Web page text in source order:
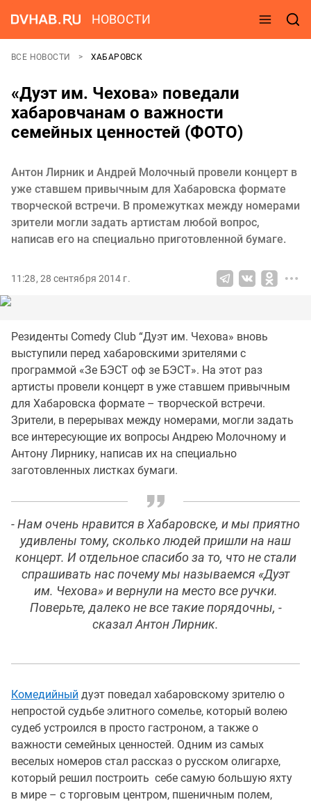
НОВОСТИ
ВСЕ НОВОСТИ ХАБАРОВСК
«Дуэт им. Чехова» поведали
хабаровчанам о важности
семейных ценностей (ФОТО)
Антон Лирник и Андрей Молочный провели концерт в
уже ставшем привычным для Хабаровска формате
творческой встречи. В промежутках между номерами
зрители могли задать артистам любой вопрос,
написав его на специально приготовленной бумаге.
11:28, 28 сентября 2014 г.
Резиденты Comedy Club “Дуэт им. Чехова» вновь
выступили перед хабаровскими зрителями с
программой «Зе БЭСТ оф зе БЭСТ». На этот раз
артисты провели концерт в уже ставшем привычным
для Хабаровска формате – творческой встречи.
Зрители, в перерывах между номерами, могли задать
все интересующие их вопросы Андрею Молочному и
Антону Лирнику, написав их на специально
заготовленных листках бумаги.
- Нам очень нравится в Хабаровске, и мы приятно
удивлены тому, сколько людей пришли на наш
концерт. И отдельное спасибо за то, что не стали
спрашивать нас почему мы называемся «Дуэт
им. Чехова» и вернули на место все ручки.
Поверьте, далеко не все такие порядочны, -
сказал Антон Лирник.
Комедийный дуэт поведал хабаровскому зрителю о
непростой судьбе элитного сомелье, который волею
судеб устроился в просто гастроном, а также о
важности семейных ценностей. Одним из самых
веселых номеров стал рассказ о русском олигархе,
который решил построить себе самую большую яхту
в мире – с торговым центром, пшеничным полем,